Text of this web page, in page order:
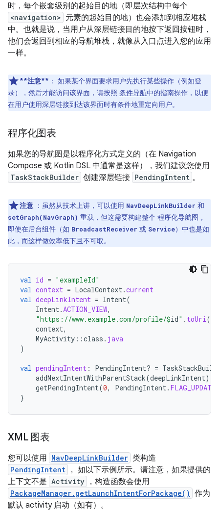
时，每个嵌套级别的起始目的地（即层次结构中每个
<navigation> 元素的起始目的地）也会添加到相应堆栈
中。也就是说，当用户从深层链接目的地按下返回按钮时，
他们会返回到相应的导航堆栈，就像从入口点进入您的应用
一样。
**注意** ： 如果某个界面要求用户先执行某些操作（例如登
录），然后才能访问该界面，请按照 条件导航中的指南操作，以便
在用户使用深层链接到达该界面时有条件地重定向用户。
程序化图表
如果您的导航图是以程序化方式定义的（在 Navigation
Compose 或 Kotlin DSL 中通常是这样），我们建议您使用
TaskStackBuilder 创建深层链接 PendingIntent 。
注意 ：虽然从技术上讲，可以使用 NavDeepLinkBuilder 和
setGraph(NavGraph) 重载，但这需要构建整个 程序化导航图，
即使在后台组件（如 BroadcastReceiver 或 Service）中也是如
此，而这样做效率低下且不可取。
val id = "exampleId"
val context = LocalContext.current
val deepLinkIntent = Intent(
Intent.ACTION_VIEW,
"https://www.example.com/profile/$id" . toUri(),
context,
MyActivity ::class . java
)
val pendingIntent : PendingIntent? =
addNextIntentWithParentStack(deepLinkIntent)
getPendingIntent(0, PendingIntent.
}
XML 图表
您可以使用 NavDeepLinkBuilder 类构造
PendingIntent
， 如以下示例所示。请注意，如果提供的
上下文不是 Activity ，构造函数会使用
PackageManager.getLaunchIntentForPackage() 作为
默认 activity 启动（如有）。